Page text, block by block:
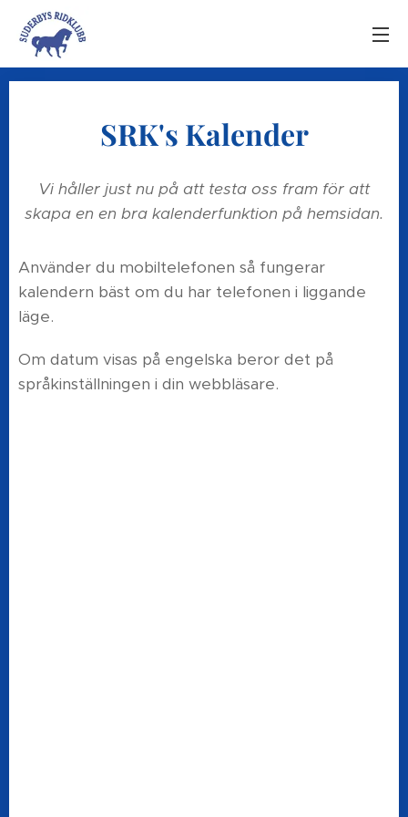
SRK's Kalender
Vi håller just nu på att testa oss fram för att
skapa en en bra kalenderfunktion på hemsidan.
Använder du mobiltelefonen så fungerar
kalendern bäst om du har telefonen i liggande
läge.
Om datum visas på engelska beror det på
språkinställningen i din webbläsare.